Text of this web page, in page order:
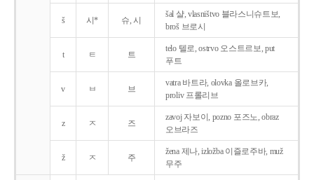
š 시* 슈, 시
šal 샬, vlasništvo 블라스니슈트보,
broš 브로시
t ㅌ 트
telo 텔로, ostrvo 오스트르보, put
푸트
v ㅂ 브
vatra 바트라, olovka 올로브카,
proliv 프롤리브
z ㅈ 즈
zavoj 자보이, pozno 포즈노, obraz
오브라즈
ž ㅈ 주
žena 제나, izložba 이즐로주바, muž
무주